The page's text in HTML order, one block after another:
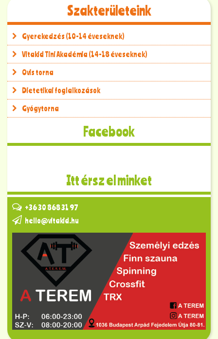
Szakterületeink
Gyerekedzés (10-14 éveseknek)
Vitakid Tini Akadémia (14-18 éveseknek)
Ovis torna
Dietetikai foglalkozások
Gyógytorna
Facebook
Itt érsz el minket
+36 30 868 31 97
hello@vitakid.hu